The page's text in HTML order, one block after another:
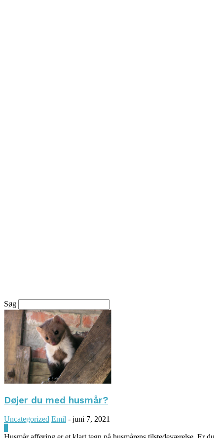
Søg
Døjer du med husmår?
Uncategorized Emil - juni 7, 2021